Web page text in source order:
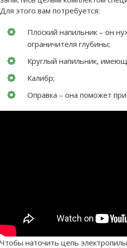
Для этого вам потребуется:
Плоский напильник – он
ограничителя глубины;
Круглый напильник,
Калибр;
Оправка – она поможет
Чтобы наточить цепь